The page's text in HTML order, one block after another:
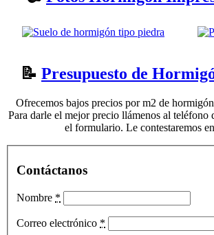
📝 Presupuesto de
Ofrecemos bajos precios por m2 de
Para darle el mejor precio llámenos al teléfono
el formulario. Le contestaremos
Contáctanos
Nombre *
Correo electrónico *